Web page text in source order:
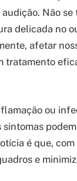
Não se
delicada no
afetar
tratamento
ou
é que,
e